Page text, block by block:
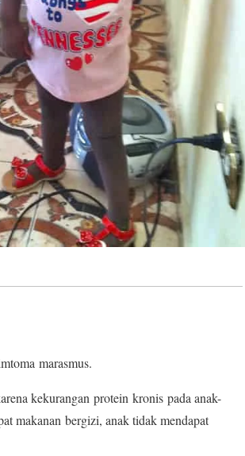
marasmus.
kekurangan protein kronis pada anak-
makanan bergizi, anak tidak mendapat